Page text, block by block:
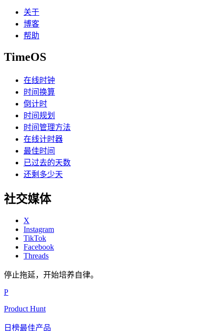
关于
博客
帮助
TimeOS
在线时钟
时间换算
倒计时
时间规划
时间管理方法
在线计时器
最佳时间
已过去的天数
还剩多少天
社交媒体
X
Instagram
TikTok
Facebook
Threads
停止拖延，开始培养自律。
P
Product Hunt
日榜最佳产品